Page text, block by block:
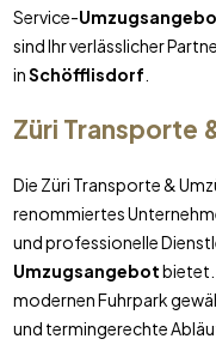
Service-
sind Ihr verlässlicher
inSchöfflisdorf
Züri Transporte
Die Züri Transporte &
renommiertes
und professionelle
Umzugsangebotbietet.
modernen Fuhrpark
und termingerechte